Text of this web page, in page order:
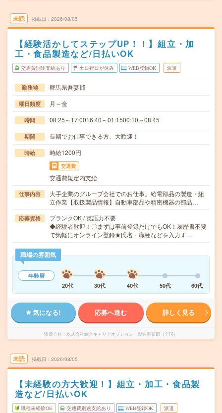
未読 掲載日 2026/08/05
【経験活かしてステップUP！！】組立・加
工・食品製造など/日払いOK
交通費別途支給あり 土日祝日が休み WEB登録OK 派遣
勤務地 群馬県吾妻郡
曜日頻度 月～金
時間 08:25～17:0016:40～01:1500:10～08:45
期間 長期でお仕事できる方、大歓迎！
時給 時給1200円
交通費
交通費規定内支給
仕事内容
大手企業のグループ会社でのお仕事。給電部品の製造・組
立作業【取扱製品情報】自動車部品や精密機器の部品…
応募資格
ブランクOK / 英語力不要
◆経験者歓迎！〇まずは事前登録だけでもOK！履歴書不要
で気軽にオンライン登録★氏名・職種などを入力す…
職場の雰囲気
年齢層
20代
30代 40代 50代 60代
気になる! 応募へ進む 詳しく見る
派遣会社 株式会社綜合キャリアオプション 製造事業部（全国）
未読 掲載日 2026/08/05
【未経験の方大歓迎！】組立・加工・食品製
造など/日払いOK
職種未経験OK 交通費別途支給あり WEB登録OK 派遣